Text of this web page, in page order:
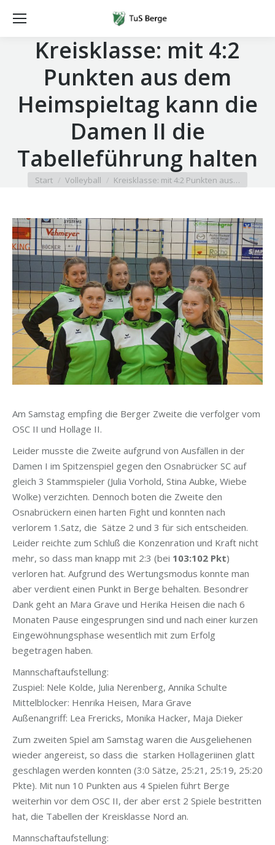
Kreisklasse: mit 4:2
Punkten aus dem
Heimspieltag kann die
Damen II die
Tabelleführung halten
Sie befinden sich hier:
Start Volleyball Kreisklasse: mit 4:2 Punkten aus…
Am Samstag empfing die Berger Zweite die verfolger vom
OSC II und Hollage II.
Leider musste die Zweite aufgrund von Ausfällen in der
Damen I im Spitzenspiel gegen den Osnabrücker SC auf
gleich 3 Stammspieler (Julia Vorhold, Stina Aubke, Wiebe
Wolke) verzichten. Dennoch boten die Zweite den
Osnabrückern einen harten Fight und konnten nach
verlorem 1.Satz, die Sätze 2 und 3 für sich entscheiden.
Leider reichte zum Schluß die Konzenration und Kraft nicht
mehr, so dass man knapp mit 2:3 (bei 103:102 Pkt)
verloren hat. Aufgrund des Wertungsmodus konnte man
aber verdient einen Punkt in Berge behalten. Besondrer
Dank geht an Mara Grave und Herika Heisen die nach 6
Monaten Pause eingesprungen sind und nach einer kurzen
Eingewöhnungsphase wesentlich mit zum Erfolg
begetragen haben.
Mannschaftaufstellung:
Zuspiel: Nele Kolde, Julia Nerenberg, Annika Schulte
Mittelblocker: Henrika Heisen, Mara Grave
Außenangriff: Lea Frericks, Monika Hacker, Maja Dieker
Zum zweiten Spiel am Samstag waren die Ausgeliehenen
wieder angereist, so dass die starken Hollageriinen glatt
geschlagen werden konnten (3:0 Sätze, 25:21, 25:19, 25:20
Pkte). Mit nun 10 Punkten aus 4 Spielen führt Berge
weiterhin vor dem OSC II, der aber erst 2 Spiele bestritten
hat, die Tabellen der Kreisklasse Nord an.
Mannschaftaufstellung: